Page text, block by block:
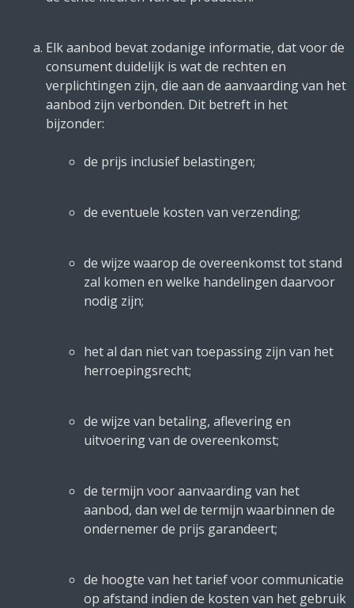
Elk aanbod bevat zodanige informatie, dat voor de
consument duidelijk is wat de rechten en
verplichtingen zijn, die aan de aanvaarding van het
aanbod zijn verbonden. Dit betreft in het
bijzonder:
de prijs inclusief belastingen;
de eventuele kosten van verzending;
de wijze waarop de overeenkomst tot stand
zal komen en welke handelingen daarvoor
nodig zijn;
het al dan niet van toepassing zijn van het
herroepingsrecht;
de wijze van betaling, aflevering en
uitvoering van de overeenkomst;
de termijn voor aanvaarding van het
aanbod, dan wel de termijn waarbinnen de
ondernemer de prijs garandeert;
de hoogte van het tarief voor communicatie
op afstand indien de kosten van het gebruik